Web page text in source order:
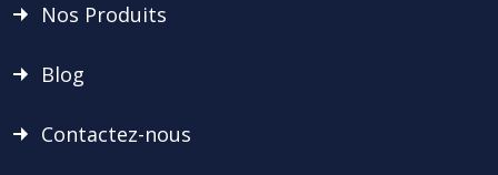
Nos Produits
Blog
Contactez-nous